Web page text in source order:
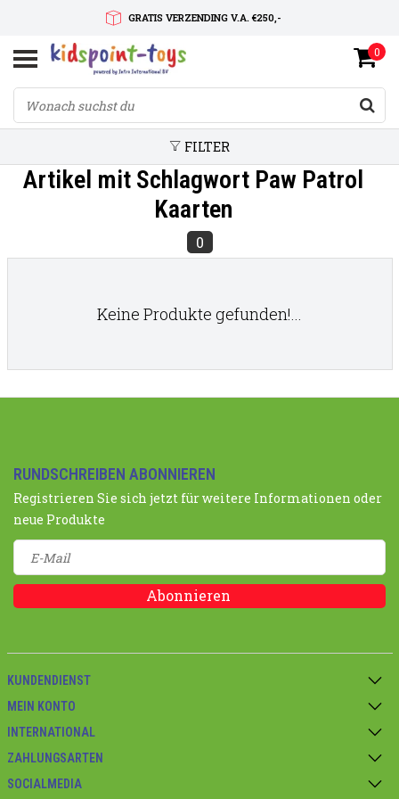
GRATIS VERZENDING V.A. €250,-
SNELLE LEVERTIJD
SERVICE OP MAAT
0
FILTER
Artikel mit Schlagwort Paw Patrol
Kaarten
0
Keine Produkte gefunden!...
RUNDSCHREIBEN ABONNIEREN
Registrieren Sie sich jetzt für weitere Informationen oder
neue Produkte
Abonnieren
KUNDENDIENST
MEIN KONTO
INTERNATIONAL
ZAHLUNGSARTEN
SOCIALMEDIA